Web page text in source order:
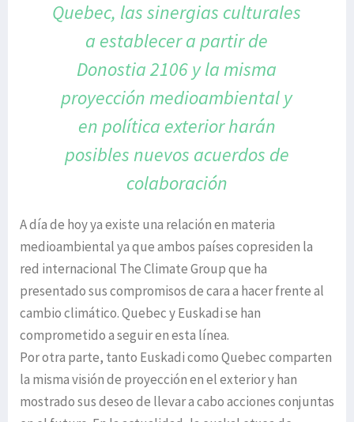
Quebec, las sinergias culturales
a establecer a partir de
Donostia 2106 y la misma
proyección medioambientaly
en política exterior harán
posiblesnuevos acuerdos de
colaboración
A día de hoy ya existe una relación en materia
medioambiental ya que ambos países copresiden la
red internacional The Climate Group que ha
presentado sus compromisos de cara a hacer frente al
cambio climático. Quebec y Euskadi se han
comprometido a seguir en esta línea.
Por otra parte, tanto Euskadi como Quebec comparten
la misma visión de proyección en el exterior y han
mostrado sus deseo de llevar a cabo acciones conjuntas